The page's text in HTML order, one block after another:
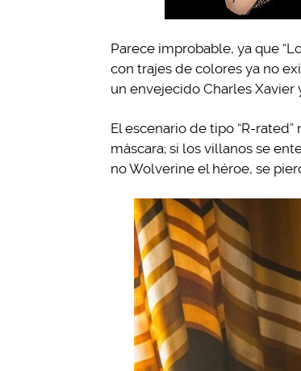
Parece improbable, ya que
con trajes de colores ya no
un envejecido Charles
El escenario de tipo “R-
máscara; si los villanos se
no Wolverine el héroe, se